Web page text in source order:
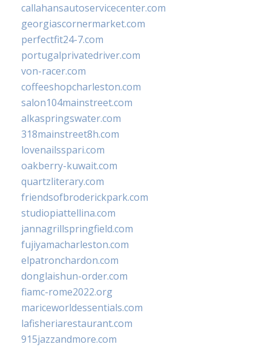
callahansautoservicecenter.com
georgiascornermarket.com
perfectfit24-7.com
portugalprivatedriver.com
von-racer.com
coffeeshopcharleston.com
salon104mainstreet.com
alkaspringswater.com
318mainstreet8h.com
lovenailsspari.com
oakberry-kuwait.com
quartzliterary.com
friendsofbroderickpark.com
studiopiattellina.com
jannagrillspringfield.com
fujiyamacharleston.com
elpatronchardon.com
donglaishun-order.com
fiamc-rome2022.org
mariceworldessentials.com
lafisheriarestaurant.com
915jazzandmore.com